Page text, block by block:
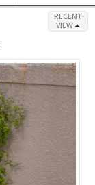
RECENT
VIEW